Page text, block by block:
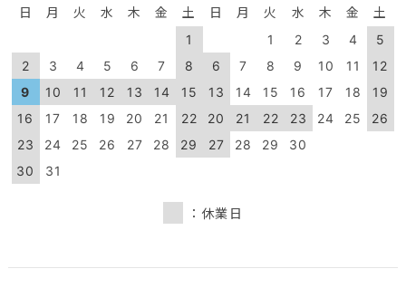
日 月 火 水 木 金 土
1
2
3 4 5 6 7
8
9
10 11 12 13 14
15
16
17 18 19 20 21
22
23
24 25 26 27 28
29
30
31
日 月 火 水 木 金 土
1 2 3 4
5
6
7 8 9 10 11
12
13
14 15 16 17 18
19
20
21 22 23 24 25
26
27
28 29 30
：休業日